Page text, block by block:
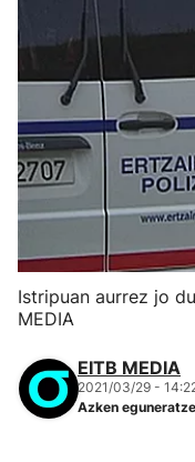
Istripuan aurrez jo
MEDIA
EITB MEDIA
2021/03/29 -
Azken